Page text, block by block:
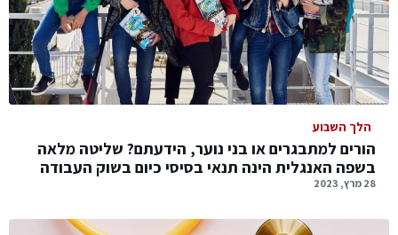
הלך השבוע
הורים למתבגרים או בני נוער, הידעתם? שליטה מלאה
בשפה האנגלית הינה תנאי בסיסי כיום בשוק העבודה
28 מרץ, 2023